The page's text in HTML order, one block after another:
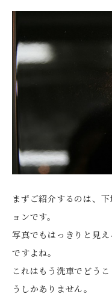
まずご紹介するのは、
ョンです。
写真でもはっきりと見
ですよね。
これはもう洗車でどう
うしかありません。